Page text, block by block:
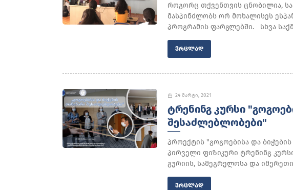
როგორც თქვენთვის ცნობილია,
მასპინძლობს ორ მოხალისეს
პროგრამის ფარგლებში. სხვა
ᲕᲠᲪᲚᲐᲓ
24 მარტი, 2021
ᲢᲠᲔᲜᲘᲜᲒ ᲙᲣᲠᲡᲘ
ᲨᲔᲡᲐᲫᲚᲔᲑᲚᲝᲑᲔᲑᲘ"
პროექტის "გოგოებისა და
პირველი ფიზიკური ტრენინგ
გურიის, სამეგრელოსა და
ᲕᲠᲪᲚᲐᲓ